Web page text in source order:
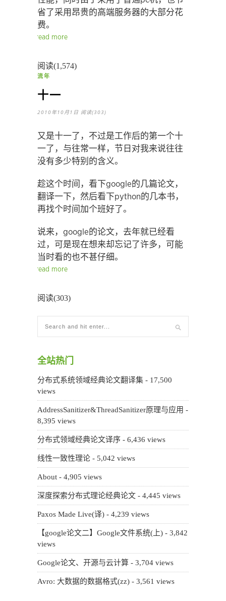
省了采用昂贵的高端服务器的大部分花
费。
read more
阅读(1,574)
流年
十一
2010年10月1日 阅读(303)
又是十一了，不过是工作后的第一个十
一了，与往常一样，节日对我来说往往
没有多少特别的含义。
趁这个时间，看下google的几篇论文，
翻译一下，然后看下python的几本书，
再找个时间加个班好了。
说来，google的论文，去年就已经看
过，可是现在想来却忘记了许多，可能
当时看的也不甚仔细。
read more
阅读(303)
全站热门
分布式系统领域经典论文翻译集 - 17,500
views
AddressSanitizer&ThreadSanitizer原理与应用 -
8,395 views
分布式领域经典论文译序 - 6,436 views
线性一致性理论 - 5,042 views
About - 4,905 views
深度探索分布式理论经典论文 - 4,445 views
Paxos Made Live(译) - 4,239 views
【google论文二】Google文件系统(上) - 3,842
views
Google论文、开源与云计算 - 3,704 views
Avro: 大数据的数据格式(zz) - 3,561 views